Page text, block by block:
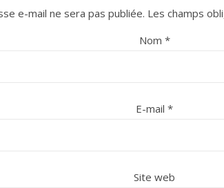
e-mail ne sera pas publiée. Les champs
Nom *
E-mail *
Site web